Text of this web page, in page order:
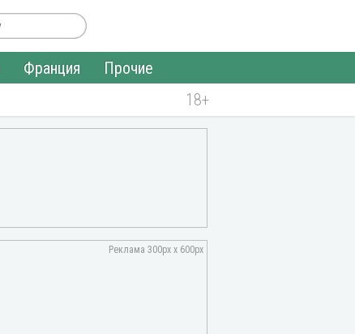
Франция
Прочие